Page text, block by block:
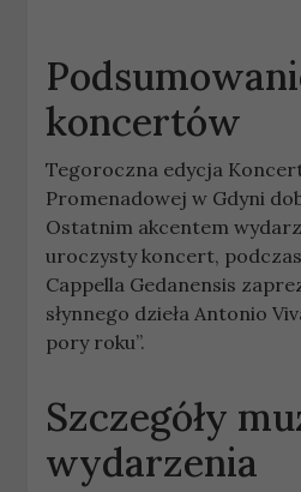
koncertów
Tegoroczna edycja
Promenadowej w Gdyni
Ostatnim akcentem
uroczysty koncert,
Cappella Gedanensis
słynnego dzieła Antonio
pory roku”.
Szczegóły
wydarzenia